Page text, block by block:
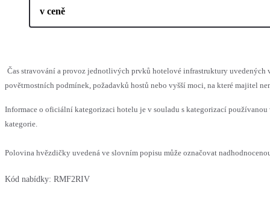
v ceně
Čas stravování a provoz jednotlivých prvků hotelové infrastruktury uvedených
povětrnostních podmínek, požadavků hostů nebo vyšší moci, na které majitel
Informace o oficiální kategorizaci hotelu je v souladu s kategorizací
kategorie.
Polovina hvězdičky uvedená ve slovním popisu může označovat
Kód nabídky: RMF2RIV